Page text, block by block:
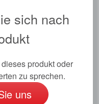
sich nach
produkt oder
zu sprechen.
uns